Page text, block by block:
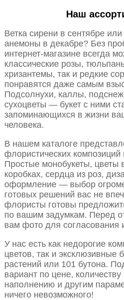
Наш
Ветка сирени в сентябре
анемоны в декабре? Без
интернет-магазине всегда
классические розы,
хризантемы, так и редкие
понравятся даже самым
Подсолнухи, каллы,
сухоцветы — букет с ними
запоминающихся в жизни
человека.
В нашем каталоге
флористических
Простые монобукеты, цветы
коробках, сердца из роз,
оформление — выбор
готовых решений вас не
флористы готовы
по вашим задумкам. Перед
вам фото для согласования
У нас есть как недорогие
цветов, так и эксклюзивные
растений или 101 бутона.
вариант по цене, количеству
наполнению и другим
ничего невозможного!